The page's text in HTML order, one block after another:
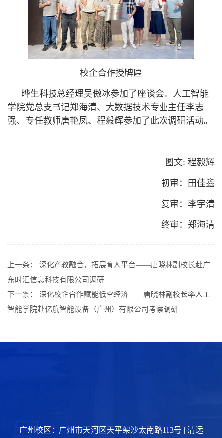
校企合作授牌匾
晔生科技总经理吴傲冰参加了座谈会。人工智能
学院党总支书记郑海清、大数据技术专业主任李志
强、专任教师唐艳凤、程毅辉参加了此次调研活动。
图文: 程毅辉
初审：田佳鑫
复审：李宇清
终审：郑海清
上一条： 深化产教融合，拓展育人平台——唐晓林副校长赴广
东时汇信息科技有限公司调研
下一条： 深化校企合作赋能低空经济——唐晓林副校长率人工
智能学院赴亿航智能设备（广州）有限公司考察调研
广州校区：广州市天河区天平架沙太南路113号 | 清远